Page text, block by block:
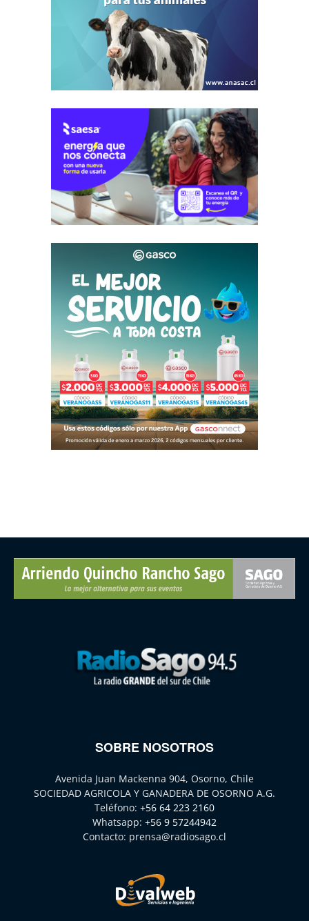
SOBRE NOSOTROS
Avenida Juan Mackenna 904, Osorno, Chile
SOCIEDAD AGRICOLA Y GANADERA DE OSORNO A.G.
Teléfono: +56 64 223 2160
Whatsapp: +56 9 57244942
Contacto: prensa@radiosago.cl